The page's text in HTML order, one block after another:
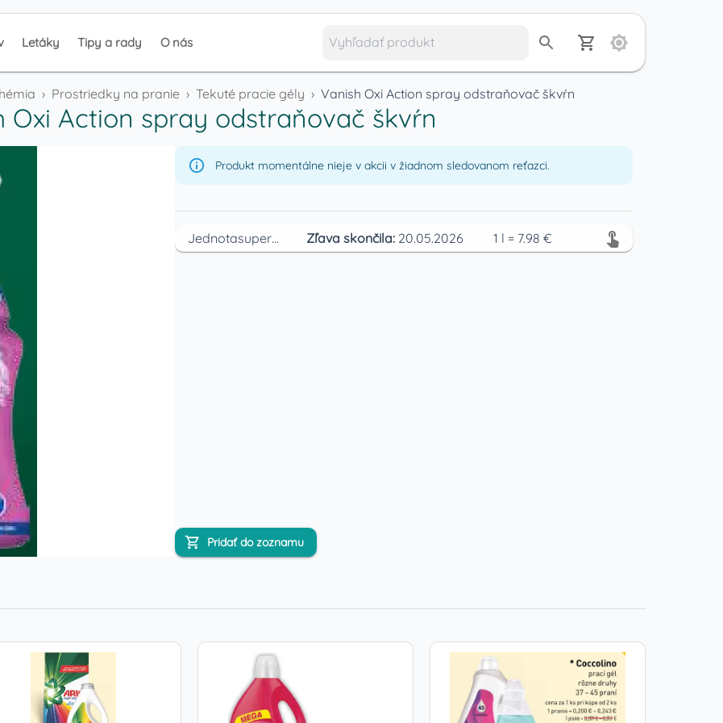
Letáky Tipy a rady O nás
› Prostriedky na pranie › Tekuté pracie gély › Vanish Oxi Action spray odstraňovač škvŕn
Oxi Action spray odstraňovač škvŕn
Produkt momentálne nieje v akcii v žiadnom sledovanom reťazci.
Jednotasupermarket Zľava skončila: 20.05.2026 1 l = 7.98 €
Pridať do zoznamu